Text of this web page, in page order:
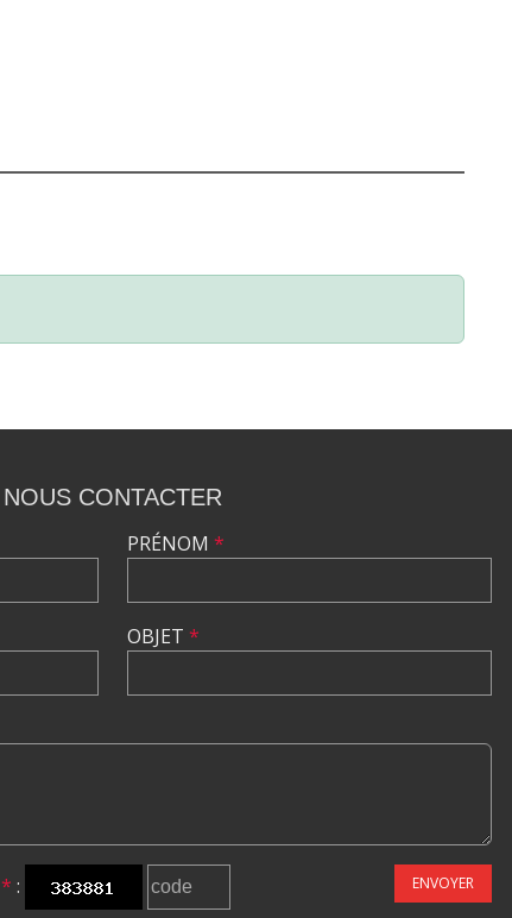
NOUS CONTACTER
PRÉNOM *
OBJET *
* : ENVOYER